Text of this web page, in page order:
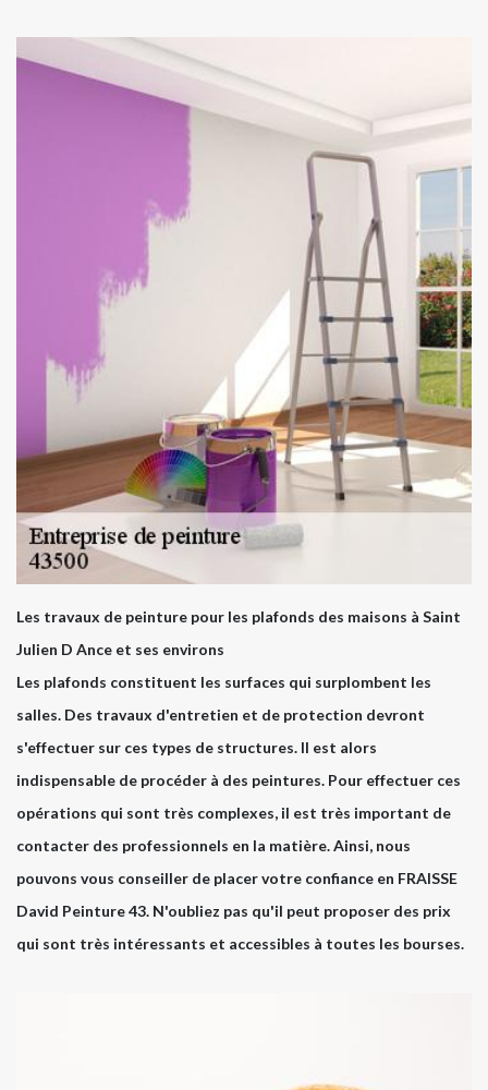
Les travaux de peinture pour les plafonds des maisons à Saint
Julien D Ance et ses environs
Les plafonds constituent les surfaces qui surplombent les
salles. Des travaux d'entretien et de protection devront
s'effectuer sur ces types de structures. Il est alors
indispensable de procéder à des peintures. Pour effectuer ces
opérations qui sont très complexes, il est très important de
contacter des professionnels en la matière. Ainsi, nous
pouvons vous conseiller de placer votre confiance en FRAISSE
David Peinture 43. N'oubliez pas qu'il peut proposer des prix
qui sont très intéressants et accessibles à toutes les bourses.